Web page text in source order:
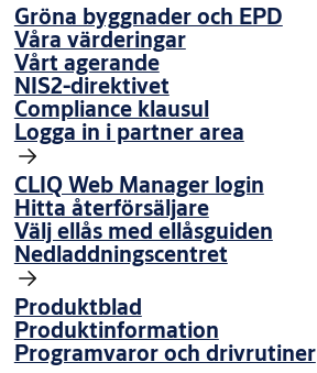
Gröna byggnader och EPD
Våra värderingar
Vårt agerande
NIS2-direktivet
Compliance klausul
Logga in i partner area
CLIQ Web Manager login
Hitta återförsäljare
Välj ellås med ellåsguiden
Nedladdningscentret
Produktblad
Produktinformation
Programvaror och drivrutiner